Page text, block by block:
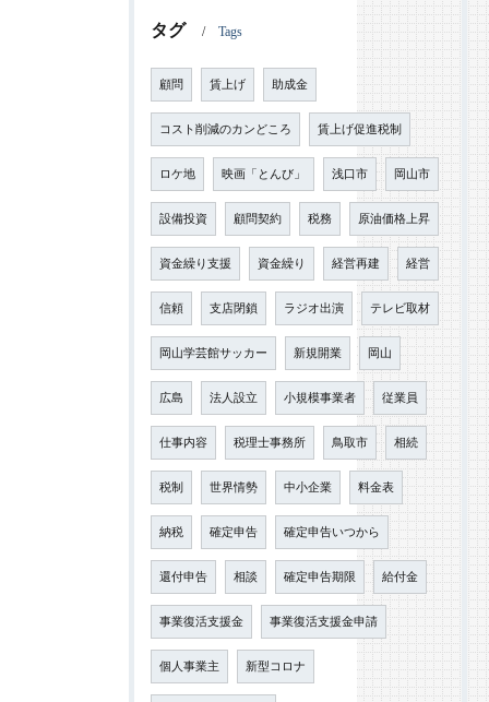
タグ Tags
顧問 賃上げ 助成金
コスト削減のカンどころ 賃上げ促進税制
ロケ地 映画「とんび」 浅口市 岡山市
設備投資 顧問契約 税務 原油価格上昇
資金繰り支援 資金繰り 経営再建 経営
信頼 支店閉鎖 ラジオ出演 テレビ取材
岡山学芸館サッカー 新規開業 岡山
広島 法人設立 小規模事業者 従業員
仕事内容 税理士事務所 鳥取市 相続
税制 世界情勢 中小企業 料金表
納税 確定申告 確定申告いつから
還付申告 相談 確定申告期限 給付金
事業復活支援金 事業復活支援金申請
個人事業主 新型コロナ